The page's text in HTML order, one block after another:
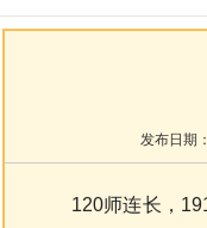
发布日期
120师连长，